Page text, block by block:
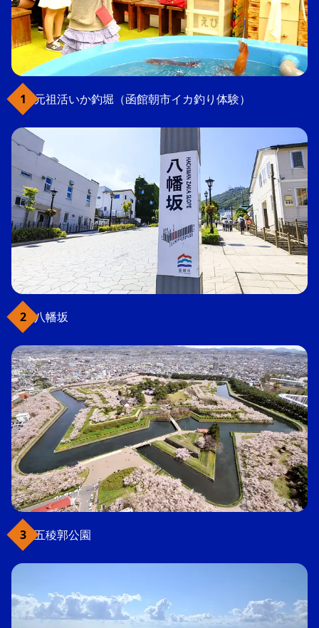
元祖活いか釣堀（函館朝市イカ釣り体験）
八幡坂
五稜郭公園